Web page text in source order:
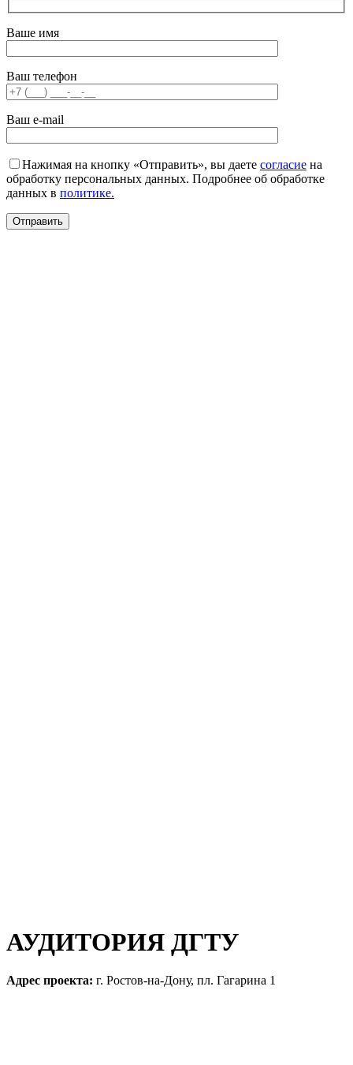
Ваше имя
Ваш телефон
Ваш e-mail
Нажимая на кнопку «Отправить», вы даете согласие на
обработку персональных данных. Подробнее об обработке
данных в политике.
АУДИТОРИЯ ДГТУ
Адрес проекта: г. Ростов-на-Дону, пл. Гагарина 1